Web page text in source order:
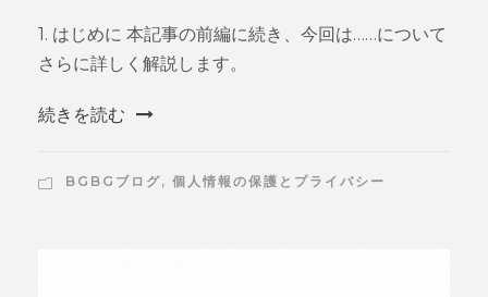
1. はじめに 本記事の前編に続き、今回は……について
さらに詳しく解説します。
続きを読む
BGBGブログ, 個人情報の保護とプライバシー